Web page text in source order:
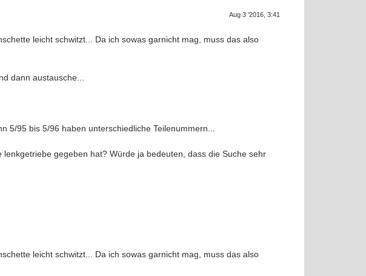
Aug 3 '2016, 3:41
leicht schwitzt... Da ich sowas garnicht mag, muss das also
dann austausche...
5/95 bis 5/96 haben unterschiedliche Teilenummern...
gegeben hat? Würde ja bedeuten, dass die Suche sehr
leicht schwitzt... Da ich sowas garnicht mag, muss das also